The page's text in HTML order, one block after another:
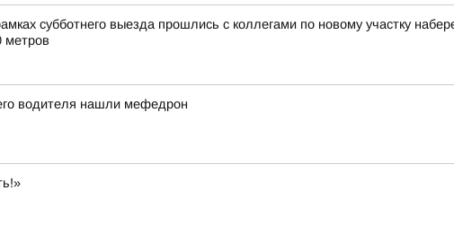
субботнего выезда прошлись с коллегами по новому участку
метров
водителя нашли мефедрон